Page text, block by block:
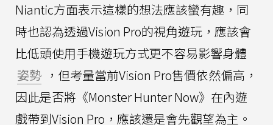
Niantic方面表示這樣的想法應該蠻有趣，同
時也認為透過Vision Pro的視角遊玩，應該會
比低頭使用手機遊玩方式更不容易影響身體
姿勢 ，但考量當前Vision Pro售價依然偏高，
因此是否將《Monster Hunter Now》在內遊
戲帶到Vision Pro，應該還是會先觀望為主。